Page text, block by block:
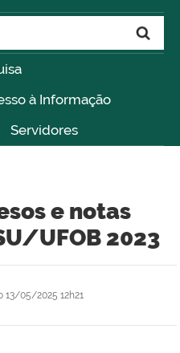
à Informação
Servidores
e notas
UFOB 2023
13/05/2025 12h21